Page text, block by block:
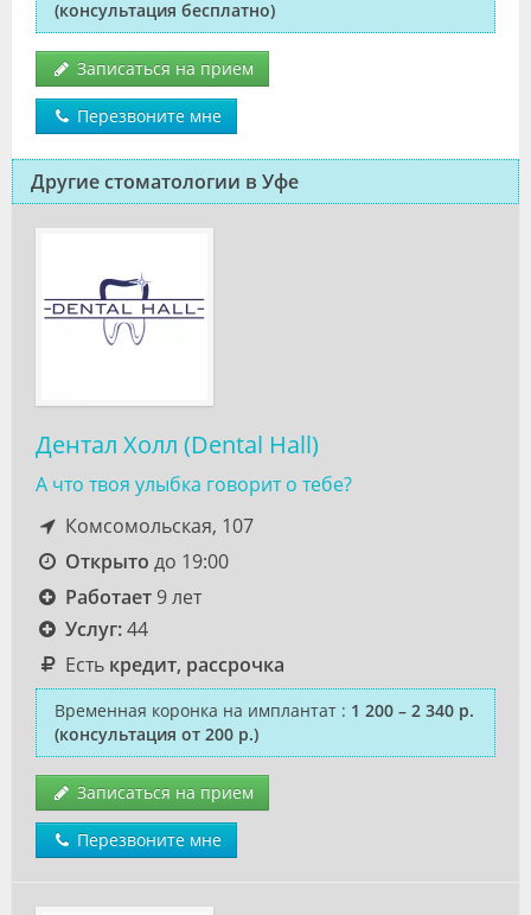
(консультация бесплатно)
Записаться на прием
Перезвоните мне
Другие стоматологии в Уфе
Дентал Холл (Dental Hall)
А что твоя улыбка говорит о тебе?
Комсомольская, 107
Открыто до 19:00
Работает9 лет
Услуг:44
Есть кредит, рассрочка
Временная коронка на имплантат : 1 200 – 2 340 р.
(консультация от 200 р.)
Записаться на прием
Перезвоните мне